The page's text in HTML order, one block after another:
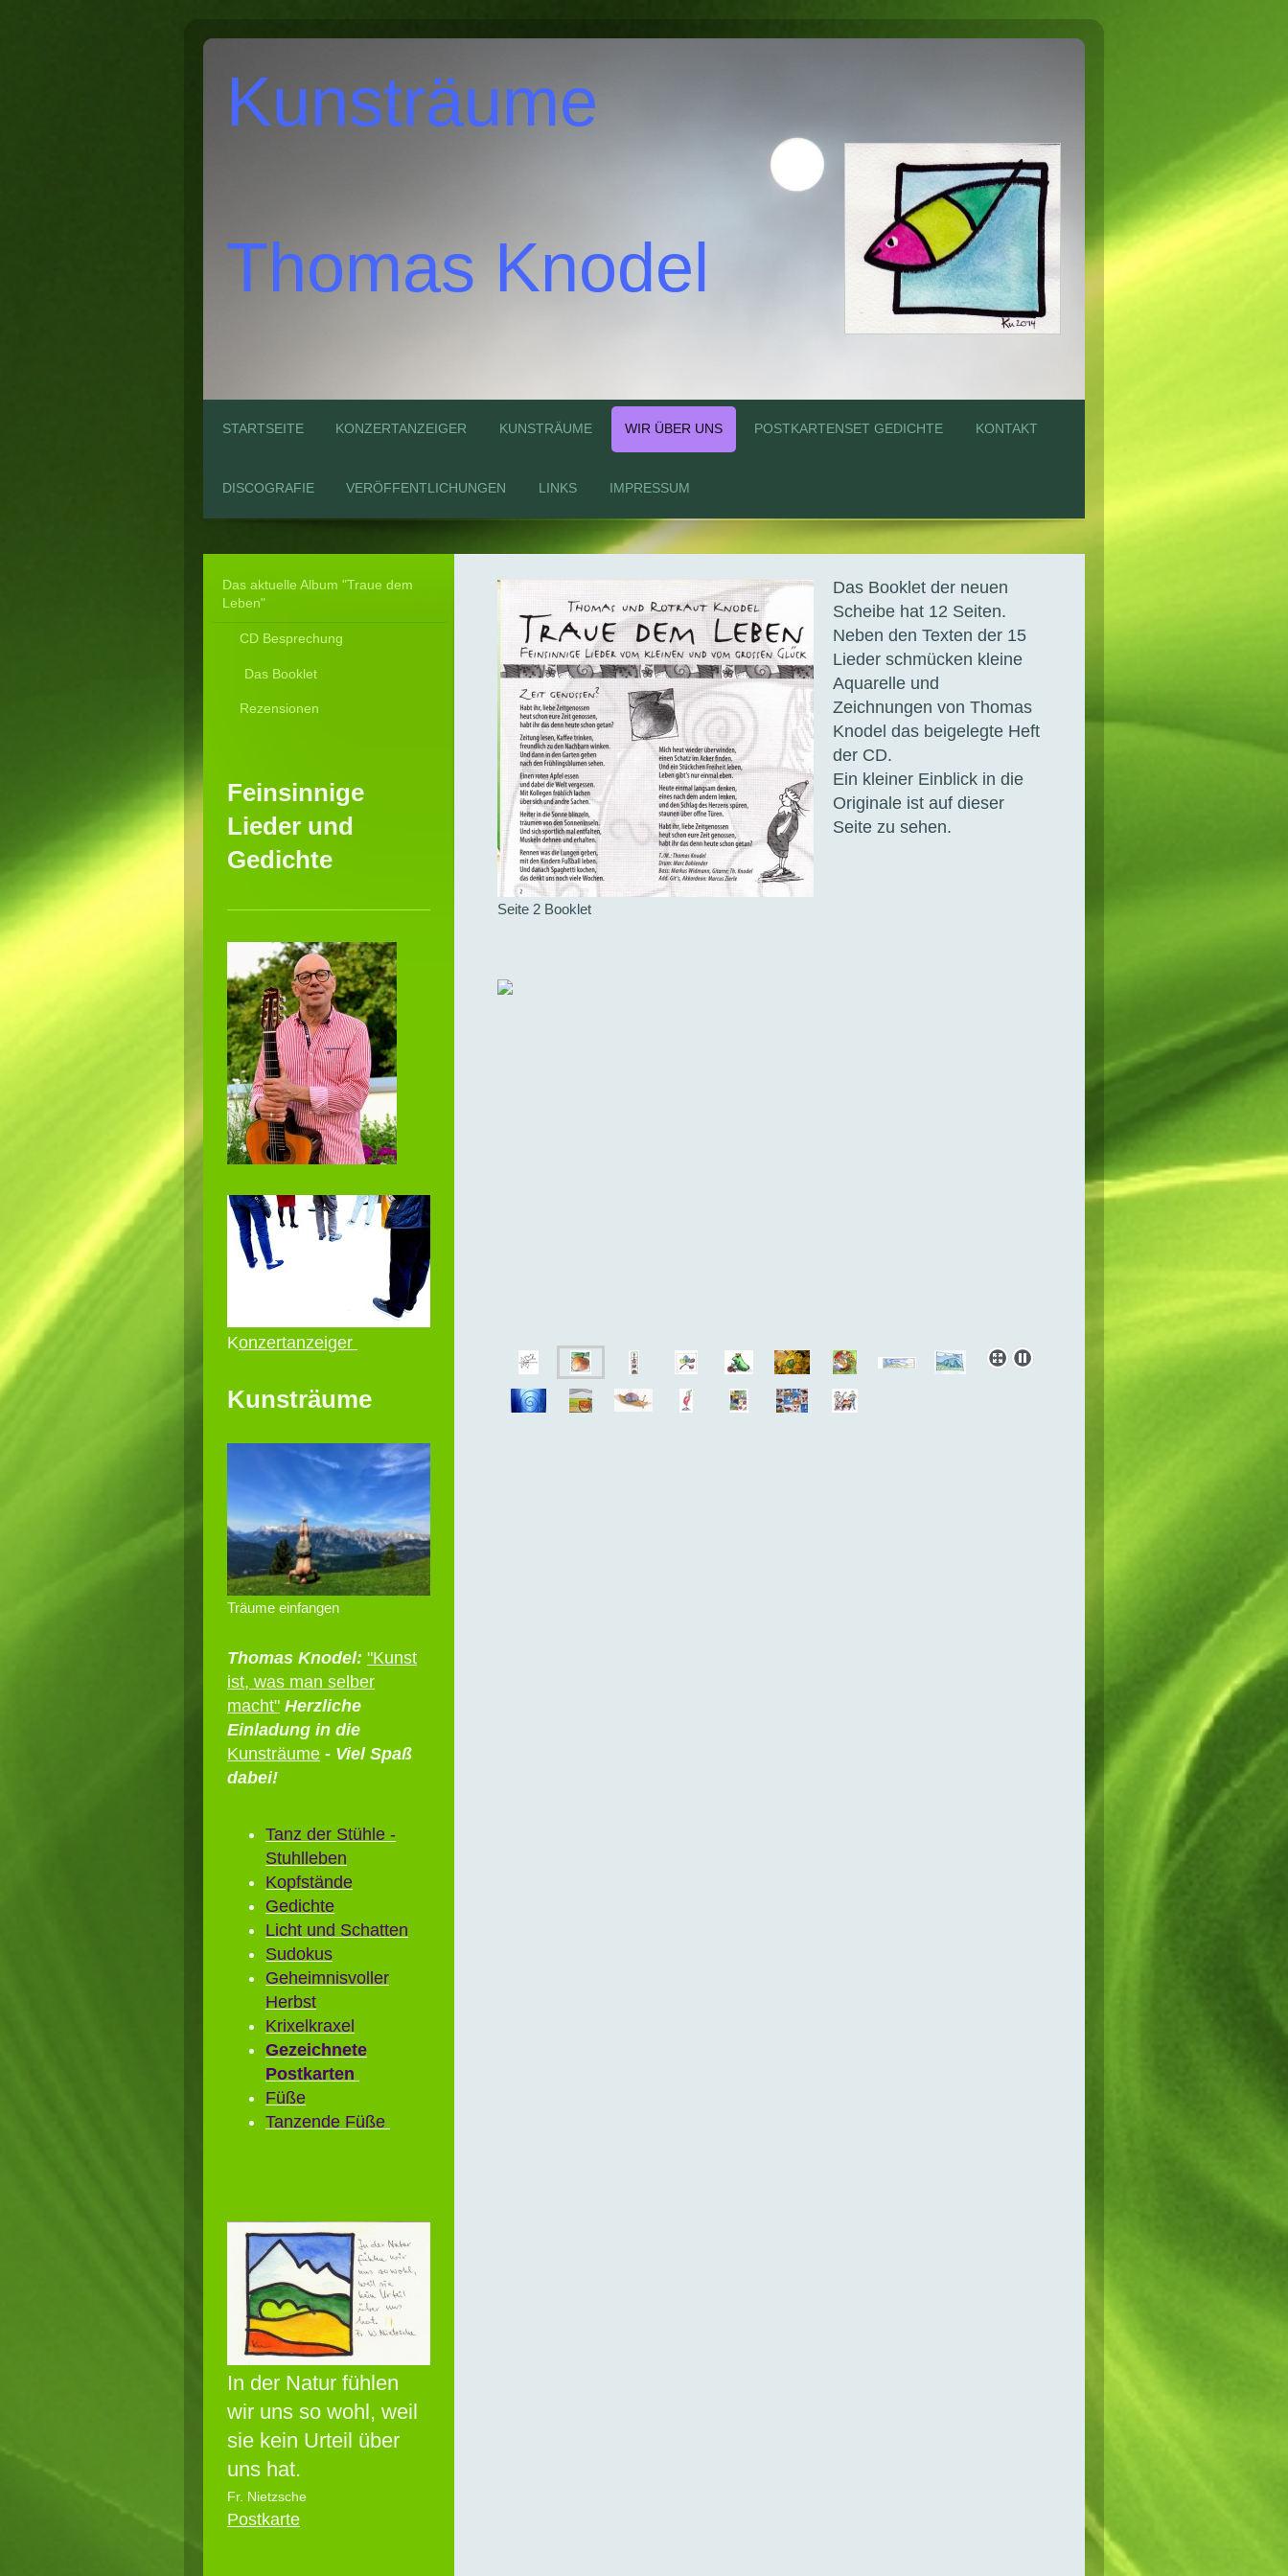
Kunsträume
Thomas Knodel
STARTSEITE KONZERTANZEIGER KUNSTRÄUME WIR ÜBER UNS POSTKARTENSET GEDICHTE KONTAKT
DISCOGRAFIE VERÖFFENTLICHUNGEN LINKS IMPRESSUM
Seite 2 Booklet
Das Booklet der neuen
Scheibe hat 12 Seiten.
Neben den Texten der 15
Lieder schmücken kleine
Aquarelle und
Zeichnungen von Thomas
Knodel das beigelegte Heft
der CD.
Ein kleiner Einblick in die
Originale ist auf dieser
Seite zu sehen.
Das aktuelle Album "Traue dem
Leben"
CD Besprechung
Das Booklet
Rezensionen
Feinsinnige
Lieder und
Gedichte
Konzertanzeiger
Kunsträume
Träume einfangen
Thomas Knodel: "Kunst
ist, was man selber
macht" Herzliche
Einladung in die
Kunsträume - Viel Spaß
dabei!
Tanz der Stühle -
Stuhlleben
Kopfstände
Gedichte
Licht und Schatten
Sudokus
Geheimnisvoller
Herbst
Krixelkraxel
Gezeichnete
Postkarten
Füße
Tanzende Füße
In der Natur fühlen
wir uns so wohl, weil
sie kein Urteil über
uns hat.
Fr. Nietzsche
Postkarte